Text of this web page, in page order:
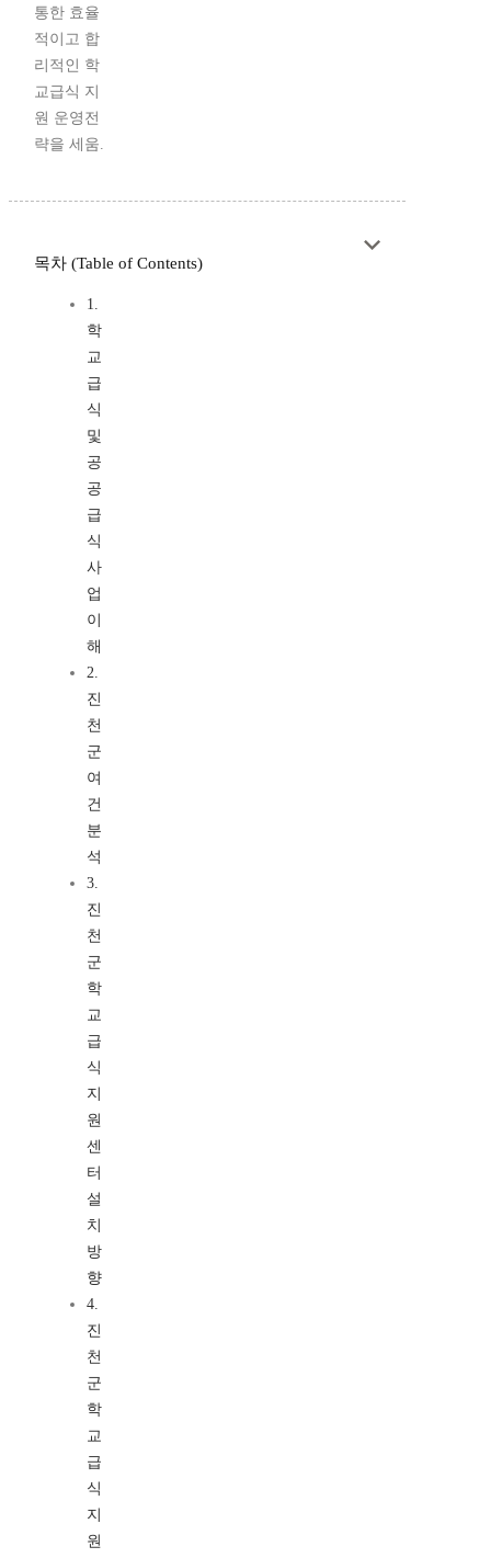
통한 효율
적이고 합
리적인 학
교급식 지
원 운영전
략을 세움.
목차 (Table of Contents)
1.
학
교
급
식
및
공
공
급
식
사
업
이
해
2.
진
천
군
여
건
분
석
3.
진
천
군
학
교
급
식
지
원
센
터
설
치
방
향
4.
진
천
군
학
교
급
식
지
원